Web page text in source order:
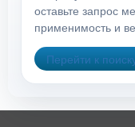
оставьте запрос
применимость и
Перейти к